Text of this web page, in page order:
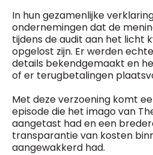
In hun gezamenlijke
ondernemingen dat de
tijdens de audit aan het licht
opgelost zijn. Er werden
details bekendgemaakt en
of er terugbetalingen
Met deze verzoening komt
episode die het imago van
aangetast had en een
transparantie van kosten
aangewakkerd had.
4 x year
Vragen ?